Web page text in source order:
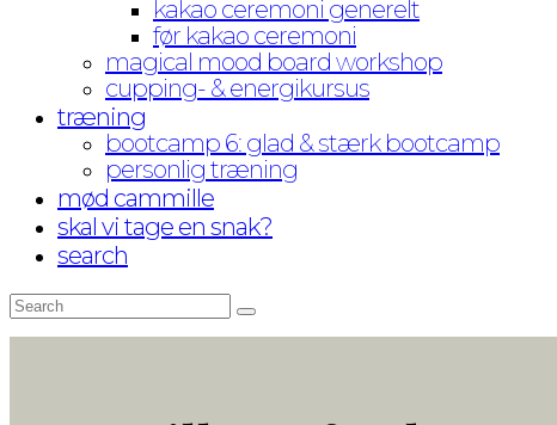
kakao ceremoni generelt
før kakao ceremoni
magical mood board workshop
cupping- & energikursus
træning
bootcamp 6: glad & stærk bootcamp
personlig træning
mød cammille
skal vi tage en snak?
search
Search
Submit